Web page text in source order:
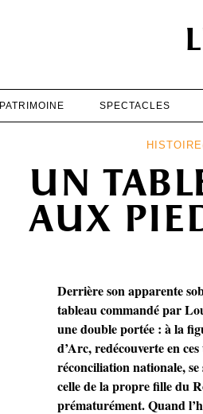
PATRIMOINE SPECTACLES
un
aux
Derrière son apparente
tableau commandé par
une double portée : à la
d’Arc, redécouverte en
réconciliation nationale, se
celle de la propre fille du
prématurément. Quand